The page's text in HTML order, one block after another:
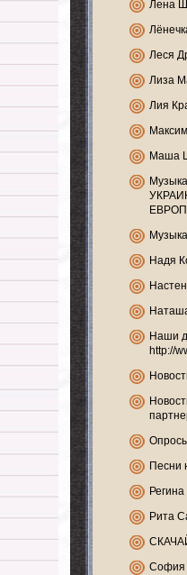
Лена
Леся
Лиза
Лия
Маша
Надя
Наши
http://
Песни
Рита
София